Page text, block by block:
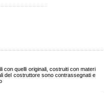
con quelli originali, costruiti con materi
del costruttore sono contrassegnati e